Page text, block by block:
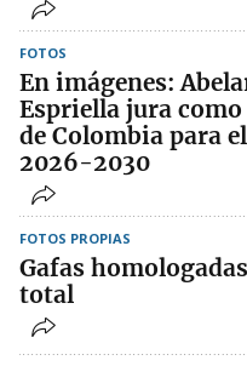
FOTOS
En imágenes:
Espriella jura
de Colombia para
2026-2030
FOTOS PROPIAS
Gafas
total